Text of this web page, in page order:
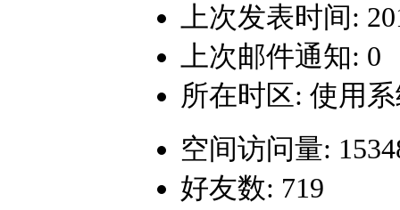
上次发表时间:
上次邮件通知: 0
所在时区: 使用
空间访问量:
好友数: 719